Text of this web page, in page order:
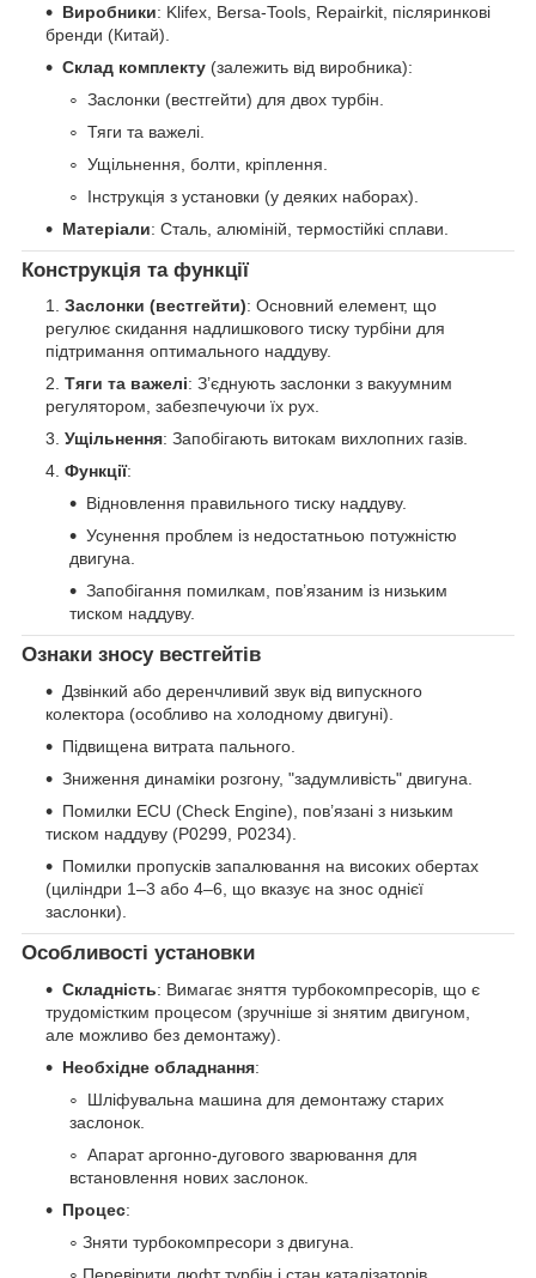
Виробники: Klifex, Bersa-Tools, Repairkit, післяринкові
бренди (Китай).
Склад комплекту (залежить від виробника):
Заслонки (вестгейти) для двох турбін.
Тяги та важелі.
Ущільнення, болти, кріплення.
Інструкція з установки (у деяких наборах).
Матеріали: Сталь, алюміній, термостійкі сплави.
Конструкція та функції
Заслонки (вестгейти): Основний елемент, що
регулює скидання надлишкового тиску турбіни для
підтримання оптимального наддуву.
Тяги та важелі: З’єднують заслонки з вакуумним
регулятором, забезпечуючи їх рух.
Ущільнення: Запобігають витокам вихлопних газів.
Функції:
Відновлення правильного тиску наддуву.
Усунення проблем із недостатньою потужністю
двигуна.
Запобігання помилкам, пов’язаним із низьким
тиском наддуву.
Ознаки зносу вестгейтів
Дзвінкий або деренчливий звук від випускного
колектора (особливо на холодному двигуні).
Підвищена витрата пального.
Зниження динаміки розгону, "задумливість" двигуна.
Помилки ECU (Check Engine), пов’язані з низьким
тиском наддуву (P0299, P0234).
Помилки пропусків запалювання на високих обертах
(циліндри 1–3 або 4–6, що вказує на знос однієї
заслонки).
Особливості установки
Складність: Вимагає зняття турбокомпресорів, що є
трудомістким процесом (зручніше зі знятим двигуном,
але можливо без демонтажу).
Необхідне обладнання:
Шліфувальна машина для демонтажу старих
заслонок.
Апарат аргонно-дугового зварювання для
встановлення нових заслонок.
Процес:
Зняти турбокомпресори з двигуна.
Перевірити люфт турбін і стан каталізаторів.